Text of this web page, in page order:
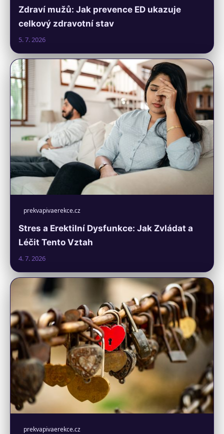
Zdraví mužů: Jak prevence ED ukazuje
celkový zdravotní stav
5. 7. 2026
prekvapivaerekce.cz
Stres a Erektilní Dysfunkce: Jak Zvládat a
Léčit Tento Vztah
4. 7. 2026
prekvapivaerekce.cz